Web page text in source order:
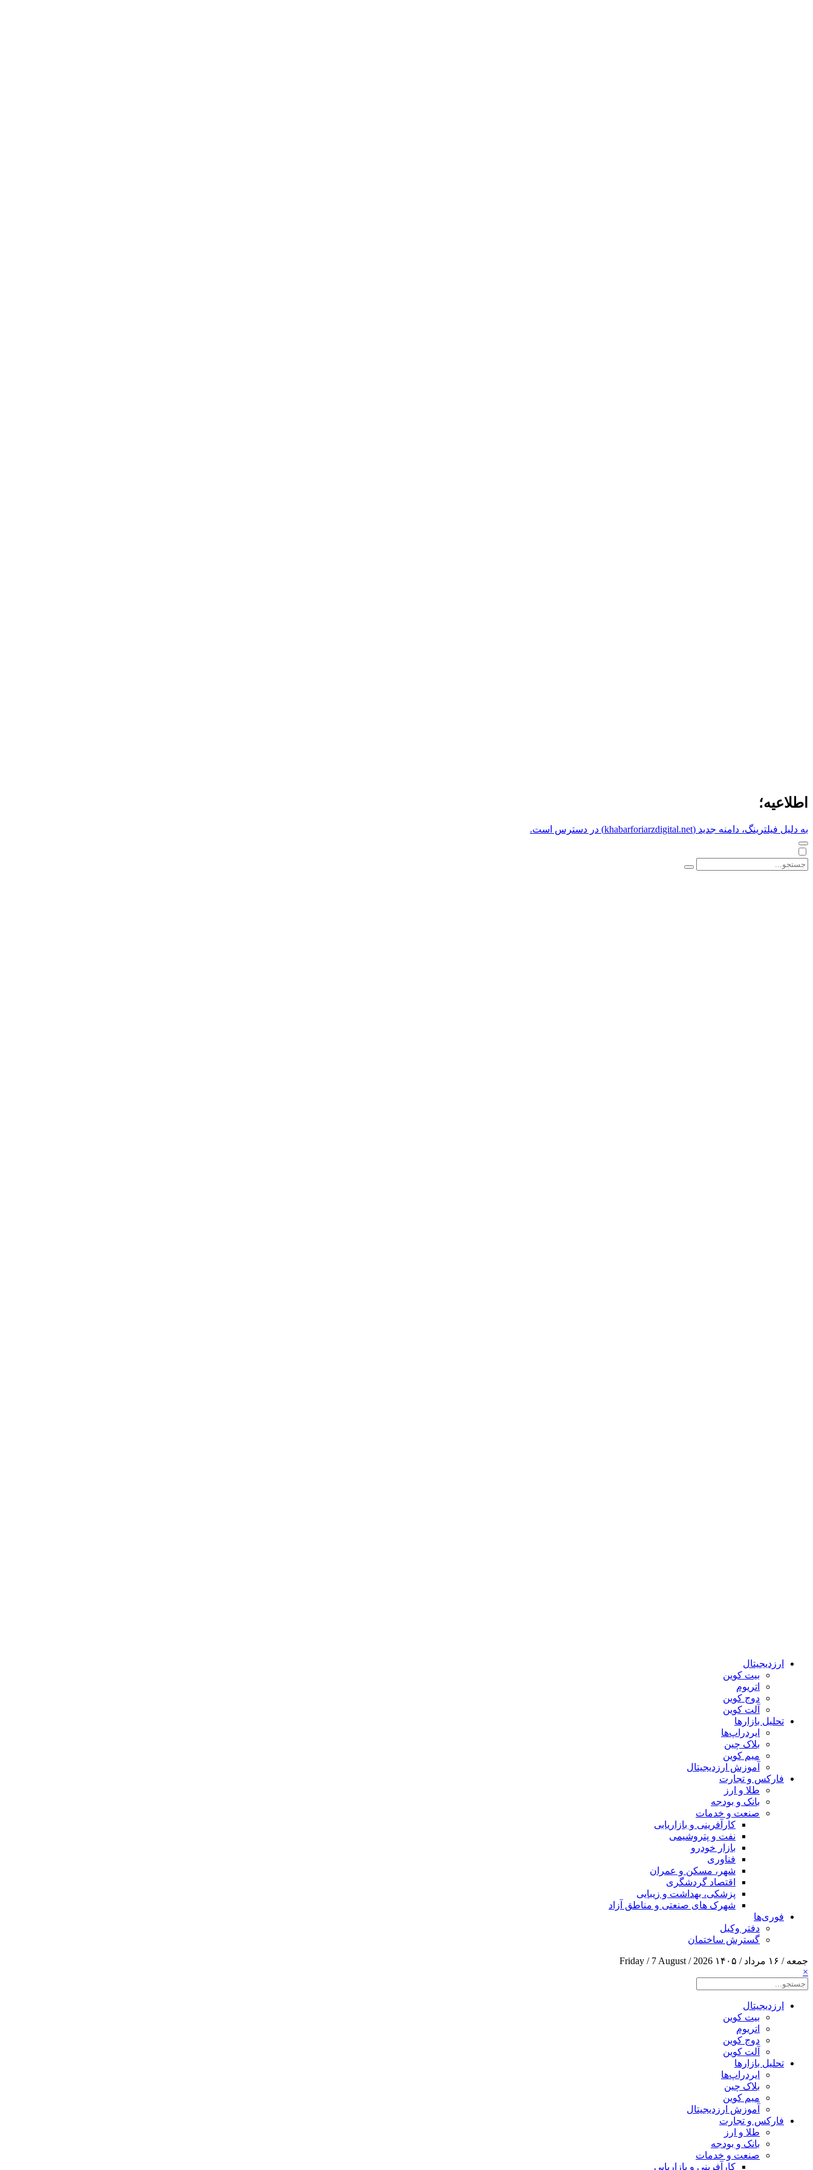
اطلاعیه؛
به دلیل فیلترینگ، دامنه جدید (khabarforiarzdigital.net) در دسترس است.
ارزدیجیتال
بیت کوین
اتریوم
دوج کوین
آلت کوین
تحلیل بازارها
ایردراپ‌ها
بلاک چین
میم کوین‌
آموزش ارزدیجیتال
فارکس و تجارت
طلا و ارز
بانک و بودجه
صنعت و خدمات
کارآفرینی و بازاریابی
نفت و پتروشیمی
بازار خودرو
فناوری
شهر، مسکن و عمران
اقتصاد گردشگری
پزشکی، بهداشت و زیبایی
شهرک های صنعتی و مناطق آزاد
فوری‌ها
دفتر وکیل
گسترش ساختمان
جمعه / ۱۶ مرداد / ۱۴۰۵
Friday / 7 August / 2026
×
ارزدیجیتال
بیت کوین
اتریوم
دوج کوین
آلت کوین
تحلیل بازارها
ایردراپ‌ها
بلاک چین
میم کوین‌
آموزش ارزدیجیتال
فارکس و تجارت
طلا و ارز
بانک و بودجه
صنعت و خدمات
کارآفرینی و بازاریابی